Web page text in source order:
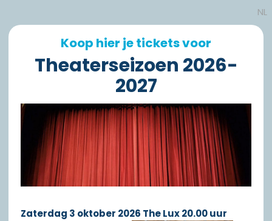
NL
Koop hier je tickets voor
Theaterseizoen 2026-
2027
Zaterdag 3 oktober 2026 The Lux 20.00 uur